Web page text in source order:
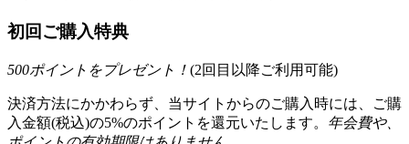
初回ご購入特典
500ポイントをプレゼント！ (2回目以降ご利用可能)
決済方法にかかわらず、当サイトからのご購入時には、ご購
入金額(税込)の5%のポイントを還元いたします。 年会費や、